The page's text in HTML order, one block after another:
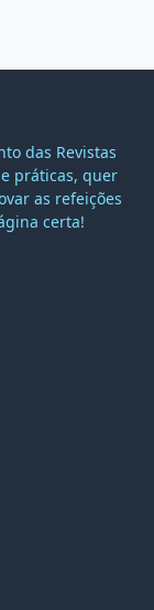
das Revistas
práticas, quer
as refeições
certa!